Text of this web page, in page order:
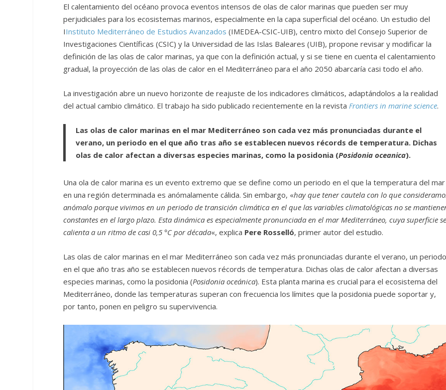
El calentamiento del océano provoca eventos intensos de olas de calor marinas que pueden ser muy
perjudiciales para los ecosistemas marinos, especialmente en la capa superficial del océano. Un estudio del
IInstituto Mediterráneo de Estudios Avanzados (IMEDEA-CSIC-UIB), centro mixto del Consejo Superior de
Investigaciones Científicas (CSIC) y la Universidad de las Islas Baleares (UIB), propone revisar y modificar la
definición de las olas de calor marinas, ya que con la definición actual, y si se tiene en cuenta el calentamiento
gradual, la proyección de las olas de calor en el Mediterráneo para el año 2050 abarcaría casi todo el año.
La investigación abre un nuevo horizonte de reajuste de los indicadores climáticos, adaptándolos a la realidad
del actual cambio climático. El trabajo ha sido publicado recientemente en la revista Frontiers in marine science.
Las olas de calor marinas en el mar Mediterráneo son cada vez más pronunciadas durante el
verano, un periodo en el que año tras año se establecen nuevos récords de temperatura. Dichas
olas de calor afectan a diversas especies marinas, como la posidonia (Posidonia oceanica).
Una ola de calor marina es un evento extremo que se define como un periodo en el que la temperatura del mar
en una región determinada es anómalamente cálida. Sin embargo, «hay que tener cautela con lo que
anómalo porque vivimos en un periodo de transición climática en el que las variables climatológicas no se
constantes en el largo plazo. Esta dinámica es especialmente pronunciada en el mar Mediterráneo, cuya superficie
calienta a un ritmo de casi 0,5 °C por década«, explica Pere Rosselló, primer autor del estudio.
Las olas de calor marinas en el mar Mediterráneo son cada vez más pronunciadas durante el verano, un
en el que año tras año se establecen nuevos récords de temperatura. Dichas olas de calor afectan a diversas
especies marinas, como la posidonia (Posidonia oceánica). Esta planta marina es crucial para el ecosistema del
Mediterráneo, donde las temperaturas superan con frecuencia los límites que la posidonia puede soportar y,
por tanto, ponen en peligro su supervivencia.